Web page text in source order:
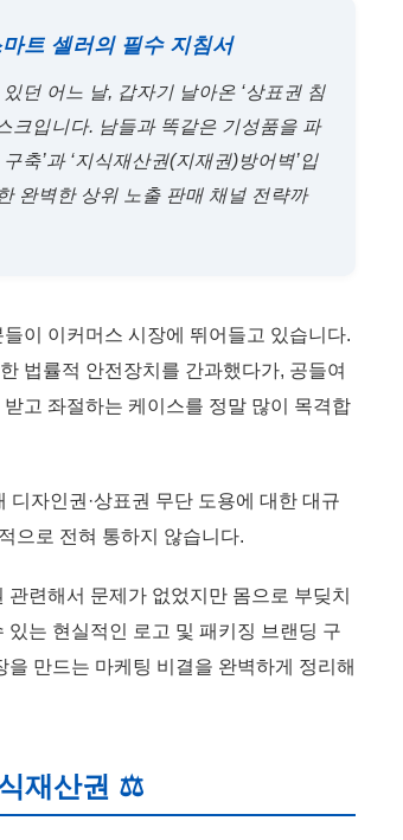
트 셀러의 필수 지침서
던 어느 날, 갑자기 날아온 ‘상표권 침
크입니다. 남들과 똑같은 기성품을 파
축’과 ‘지식재산권(지재권)방어벽’입
완벽한 상위 노출 판매 채널 전략까
이 이커머스 시장에 뛰어들고 있습니다.
법률적 안전장치를 간과했다가, 공들여
고 좌절하는 케이스를 정말 많이 목격합
자인권·상표권 무단 도용에 대한 대규
으로 전혀 통하지 않습니다.
련해서 문제가 없었지만 몸으로 부딪치
는 현실적인 로고 및 패키징 브랜딩 구
만드는 마케팅 비결을 완벽하게 정리해
재산권 ⚖